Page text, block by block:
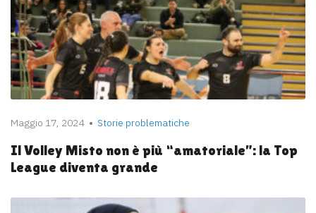
Maggio 17, 2024 Storie problematiche
Il Volley Misto non è più “amatoriale”: la Top
League diventa grande